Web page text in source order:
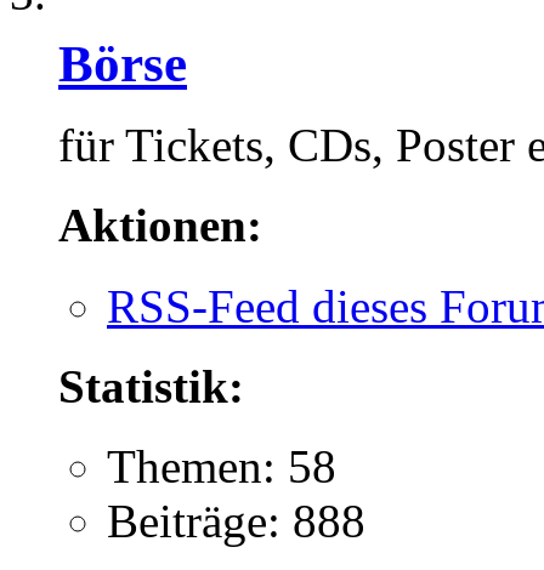
Börse
für Tickets, CDs, Poster
Aktionen:
RSS-Feed dieses
Statistik:
Themen: 58
Beiträge: 888